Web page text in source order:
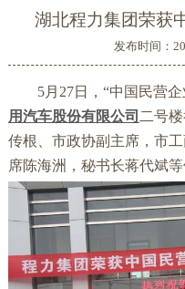
湖北程力集团荣获
发布时间：
5月27日，“中国民营企
用汽车股份有限公司 二号
传根、市政协副主席，市
席陈海洲，秘书长蒋代斌等